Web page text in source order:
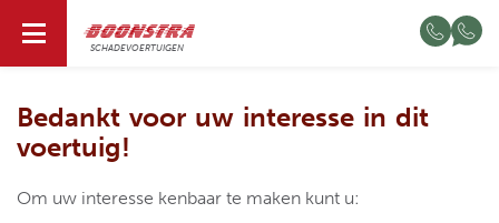
SCHADEVOERTUIGEN
NL
Bedankt voor uw interesse in dit
voertuig!
Om uw interesse kenbaar te maken kunt u: